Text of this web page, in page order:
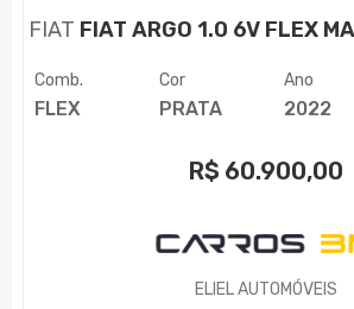
FIAT FIAT ARGO 1.0 6V FLEX
Comb.
FLEX
Cor
PRATA
Ano
2022
R$ 60.900,00
ELIEL AUTOMÓVEIS